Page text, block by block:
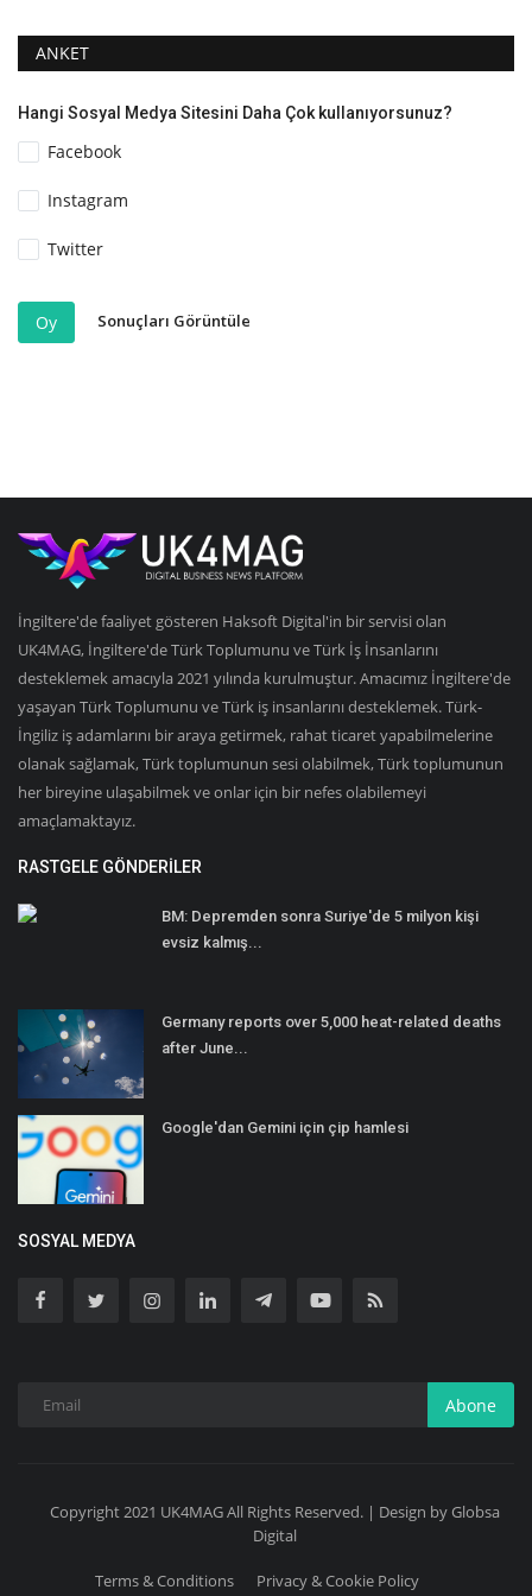
ANKET
Hangi Sosyal Medya Sitesini Daha Çok kullanıyorsunuz?
Facebook
Instagram
Twitter
Oy Sonuçları Görüntüle
İngiltere'de faaliyet gösteren Haksoft Digital'in bir servisi olan
UK4MAG, İngiltere'de Türk Toplumunu ve Türk İş İnsanlarını
desteklemek amacıyla 2021 yılında kurulmuştur. Amacımız İngiltere'de
yaşayan Türk Toplumunu ve Türk iş insanlarını desteklemek. Türk-
İngiliz iş adamlarını bir araya getirmek, rahat ticaret yapabilmelerine
olanak sağlamak, Türk toplumunun sesi olabilmek, Türk toplumunun
her bireyine ulaşabilmek ve onlar için bir nefes olabilemeyi
amaçlamaktayız.
RASTGELE GÖNDERILER
BM: Depremden sonra Suriye'de 5 milyon kişi
evsiz kalmış...
Germany reports over 5,000 heat-related deaths
after June...
Google'dan Gemini için çip hamlesi
SOSYAL MEDYA
Abone
Copyright 2021 UK4MAG All Rights Reserved. | Design by Globsa
Digital
Terms & Conditions Privacy & Cookie Policy